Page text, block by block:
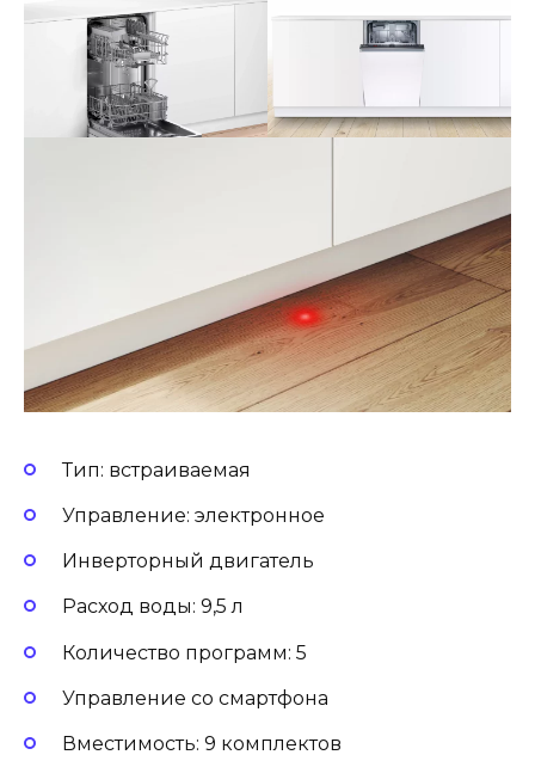
Тип: встраиваемая
Управление: электронное
Инверторный двигатель
Расход воды: 9,5 л
Количество программ: 5
Управление со смартфона
Вместимость: 9 комплектов